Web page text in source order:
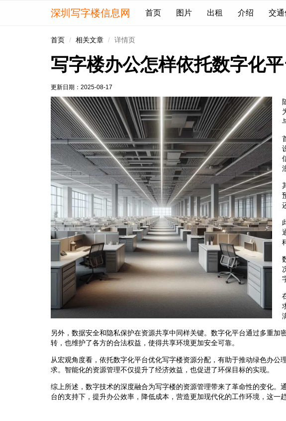
深圳写字楼信息网 首页 图片 出租 介绍 交通
首页 相关文章 详情页
写字楼办公怎样依托数字化
更新日期： 2025-08-17
另外，数据安全和隐私保护在资源共享中同样关键。数字化平台通过多重
转，也维护了各方的合法权益，使得共享环境更加安全可靠。
从宏观角度看，依托数字化平台优化写字楼资源分配，有助于推动绿色办
求。智能化的资源管理不仅提升了经济效益，也促进了环保目标的实现。
综上所述，数字技术的深度融合为写字楼的资源管理带来了革命性的变化
台的支持下，提升办公效率，降低成本，营造更加现代化的工作环境，这一